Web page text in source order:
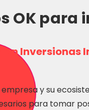
OK para
en Inversionas
y su
para tomar